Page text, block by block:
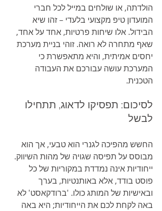
הולדתה, או שולחים במייל לכל חברי
המועדון טיפ מקצועי בלעדי – זהו שיא
הבידול. אלו שיחות פרטיות, אחד על אחד,
שאף מתחרה לא רואה. זוהי בניית מערכת
יחסים אמיתית, והיא מתאפשרת כי
המערכת עושה עבורכם את העבודה
הטכנית.
לסיכום: תפסיקו לדאוג, תתחילו
לבשל
החשש מהפיכה לגנרי הוא טבעי, אך הוא
מבוסס על תפיסה שגויה של מהות השיווק.
ייחודיות אינה נמדדת במקוריות של כל
פוסט בודד, אלא באותנטיות, בערך
ובאישיות של המותג כולו. 'ברודקאסט' לא
באה לקחת לכם את הייחודיות; היא באה